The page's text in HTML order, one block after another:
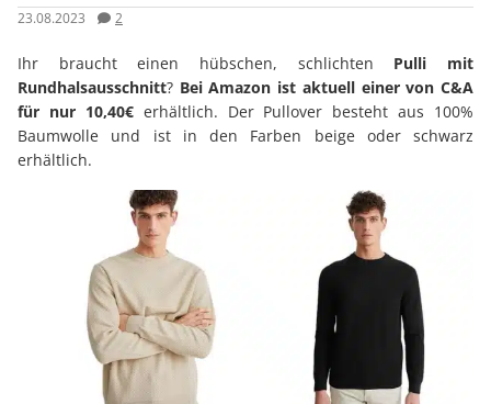
23.08.2023 2
Ihr braucht einen hübschen, schlichten Pulli mit
Rundhalsausschnitt? Bei Amazon ist aktuell einer von C&A
für nur 10,40€erhältlich. Der Pullover besteht aus 100%
Baumwolle und ist in den Farben beige oder schwarz
erhältlich.